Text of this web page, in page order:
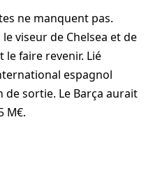
ne manquent pas.
viseur de Chelsea et de
le faire revenir. Lié
espagnol
sortie. Le Barça aurait
M€.